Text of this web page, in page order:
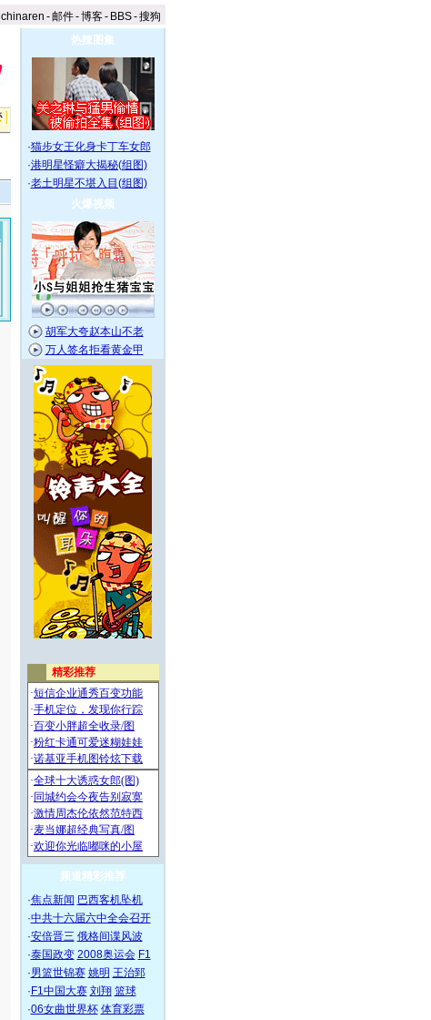
chinaren -邮件-博客- BBS-搜狗
热辣图集
·猫步女王化身卡丁车女郎
·港明星怪癖大揭秘(组图)
·老土明星不堪入目(组图)
火爆视频
胡军大夸赵本山不老
万人签名拒看黄金甲
频道精彩推荐
·焦点新闻 巴西客机坠机
·中共十六届六中全会召开
·安倍晋三 俄格间谍风波
·泰国政变 2008奥运会 F1
·男篮世锦赛 姚明 王治郅
· F1中国大赛 刘翔 篮球
·06女曲世界杯 体育彩票